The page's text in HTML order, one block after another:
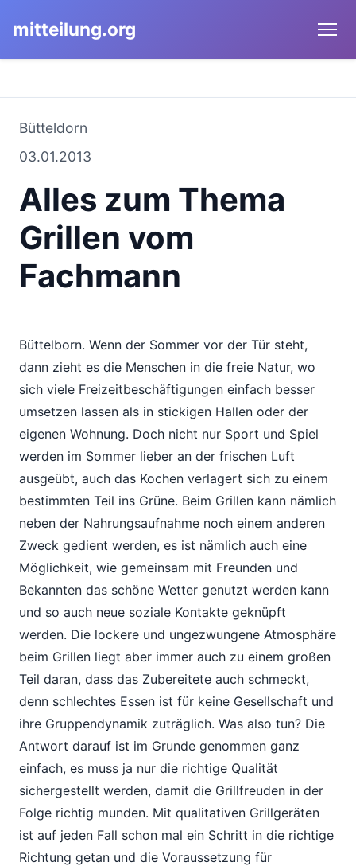
mitteilung.org
Bütteldorn
03.01.2013
Alles zum Thema
Grillen vom
Fachmann
Büttelborn. Wenn der Sommer vor der Tür steht,
dann zieht es die Menschen in die freie Natur, wo
sich viele Freizeitbeschäftigungen einfach besser
umsetzen lassen als in stickigen Hallen oder der
eigenen Wohnung. Doch nicht nur Sport und Spiel
werden im Sommer lieber an der frischen Luft
ausgeübt, auch das Kochen verlagert sich zu einem
bestimmten Teil ins Grüne. Beim Grillen kann nämlich
neben der Nahrungsaufnahme noch einem anderen
Zweck gedient werden, es ist nämlich auch eine
Möglichkeit, wie gemeinsam mit Freunden und
Bekannten das schöne Wetter genutzt werden kann
und so auch neue soziale Kontakte geknüpft
werden. Die lockere und ungezwungene Atmosphäre
beim Grillen liegt aber immer auch zu einem großen
Teil daran, dass das Zubereitete auch schmeckt,
denn schlechtes Essen ist für keine Gesellschaft und
ihre Gruppendynamik zuträglich. Was also tun? Die
Antwort darauf ist im Grunde genommen ganz
einfach, es muss ja nur die richtige Qualität
sichergestellt werden, damit die Grillfreuden in der
Folge richtig munden. Mit qualitativen Grillgeräten
ist auf jeden Fall schon mal ein Schritt in die richtige
Richtung getan und die Voraussetzung für